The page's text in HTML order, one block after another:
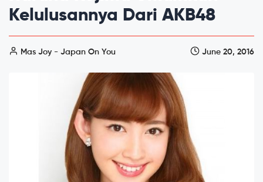
Kelulusannya Dari AKB48
Mas Joy - Japan On You June 20, 2016